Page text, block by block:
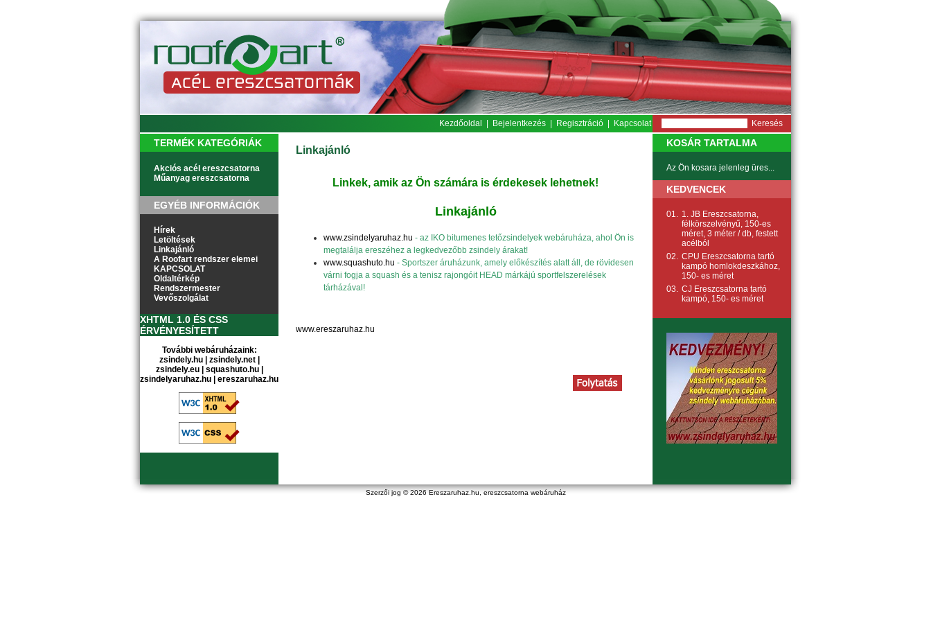
Szerzői jog © 2026Ereszaruhaz.hu, ereszcsatorna webáruház
Kezdőoldal Bejelentkezés Regisztráció Kapcsolat
TERMÉK KATEGÓRIÁK
Akciós acél ereszcsatorna
Műanyag ereszcsatorna
EGYÉB INFORMÁCIÓK
Hírek
Letöltések
Linkajánló
A Roofart rendszer elemei
KAPCSOLAT
Oldaltérkép
Rendszermester
Vevőszolgálat
XHTML 1.0 ÉS CSS
ÉRVÉNYESÍTETT
További webáruházaink:
zsindely.hu| zsindely.net|
zsindely.eu| squashuto.hu|
zsindelyaruhaz.hu
ereszaruhaz.hu
Linkajánló
Linkek, amik az Ön számára is érdekesek lehetnek!
Linkajánló
www.zsindelyaruhaz.hu - az IKO bitumenes tetőzsindelyek webáruháza, ahol Ön is
megtalálja ereszéhez a legkedvezőbb zsindely árakat!
www.squashuto.hu - Sportszer áruházunk, amely előkészítés alatt áll, de rövidesen
várni fogja a squash és a tenisz rajongóit HEAD márkájú sportfelszerelések
tárházával!
www.ereszaruhaz.hu
KOSÁR TARTALMA
Az Ön kosara jelenleg üres...
KEDVENCEK
01. 1. JB Ereszcsatorna,
félkörszelvényű, 150-es
méret, 3 méter / db, festett
acélból
02. CPU Ereszcsatorna tartó
kampó homlokdeszkához,
150- es méret
03. CJ Ereszcsatorna tartó
kampó, 150- es méret